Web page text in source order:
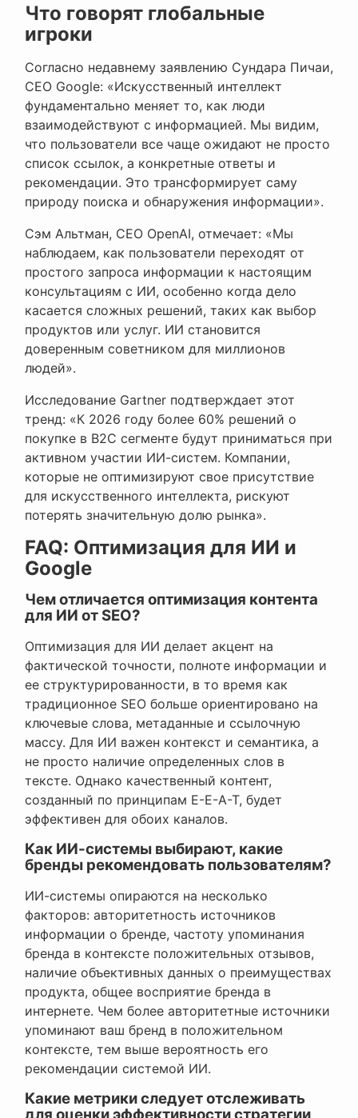
Что говорят глобальные
игроки
Согласно недавнему заявлению Сундара Пичаи,
CEO Google: «Искусственный интеллект
фундаментально меняет то, как люди
взаимодействуют с информацией. Мы видим,
что пользователи все чаще ожидают не просто
список ссылок, а конкретные ответы и
рекомендации. Это трансформирует саму
природу поиска и обнаружения информации».
Сэм Альтман, CEO OpenAI, отмечает: «Мы
наблюдаем, как пользователи переходят от
простого запроса информации к настоящим
консультациям с ИИ, особенно когда дело
касается сложных решений, таких как выбор
продуктов или услуг. ИИ становится
доверенным советником для миллионов
людей».
Исследование Gartner подтверждает этот
тренд: «К 2026 году более 60% решений о
покупке в B2C сегменте будут приниматься при
активном участии ИИ-систем. Компании,
которые не оптимизируют свое присутствие
для искусственного интеллекта, рискуют
потерять значительную долю рынка».
FAQ: Оптимизация для ИИ и
Google
Чем отличается оптимизация контента
для ИИ от SEO?
Оптимизация для ИИ делает акцент на
фактической точности, полноте информации и
ее структурированности, в то время как
традиционное SEO больше ориентировано на
ключевые слова, метаданные и ссылочную
массу. Для ИИ важен контекст и семантика, а
не просто наличие определенных слов в
тексте. Однако качественный контент,
созданный по принципам E-E-A-T, будет
эффективен для обоих каналов.
Как ИИ-системы выбирают, какие
бренды рекомендовать пользователям?
ИИ-системы опираются на несколько
факторов: авторитетность источников
информации о бренде, частоту упоминания
бренда в контексте положительных отзывов,
наличие объективных данных о преимуществах
продукта, общее восприятие бренда в
интернете. Чем более авторитетные источники
упоминают ваш бренд в положительном
контексте, тем выше вероятность его
рекомендации системой ИИ.
Какие метрики следует отслеживать